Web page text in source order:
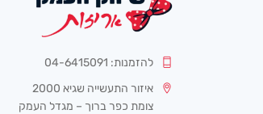
להזמנות: 04-6415091
איזור התעשייה שגיא 2000
צומת כפר ברוך – מגדל העמק